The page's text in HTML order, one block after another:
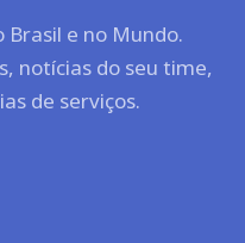
Brasil e no Mundo.
notícias do seu time,
de serviços.